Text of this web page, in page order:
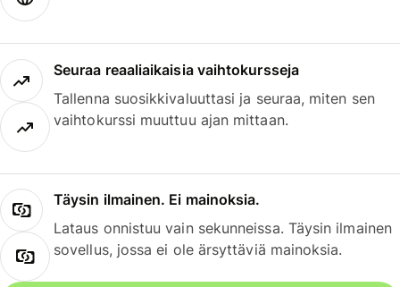
Seuraa reaaliaikaisia vaihtokursseja
Tallenna suosikkivaluuttasi ja seuraa, miten sen
vaihtokurssi muuttuu ajan mittaan.
Täysin ilmainen. Ei mainoksia.
Lataus onnistuu vain sekunneissa. Täysin ilmainen
sovellus, jossa ei ole ärsyttäviä mainoksia.